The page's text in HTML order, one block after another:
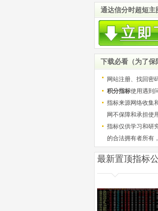
通达信分时超短
下载必看（为了保
网站注册、找回密
积分指标使用遇到
指标来源网络收集
网不保障和承担使
指标仅供学习和研
的合法拥有者所有
最新置顶指标